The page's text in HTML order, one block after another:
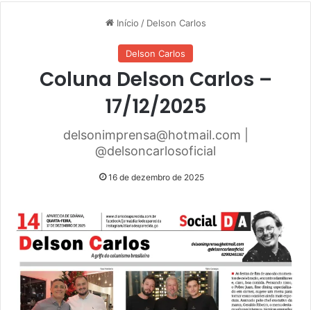
Início / Delson Carlos
Delson Carlos
Coluna Delson Carlos –
17/12/2025
delsonimprensa@hotmail.com |
@delsoncarlosoficial
16 de dezembro de 2025